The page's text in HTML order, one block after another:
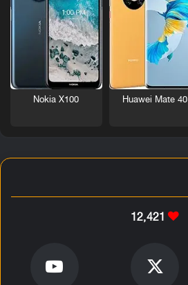
Huawei Mate 40
Nokia X100
12٬421